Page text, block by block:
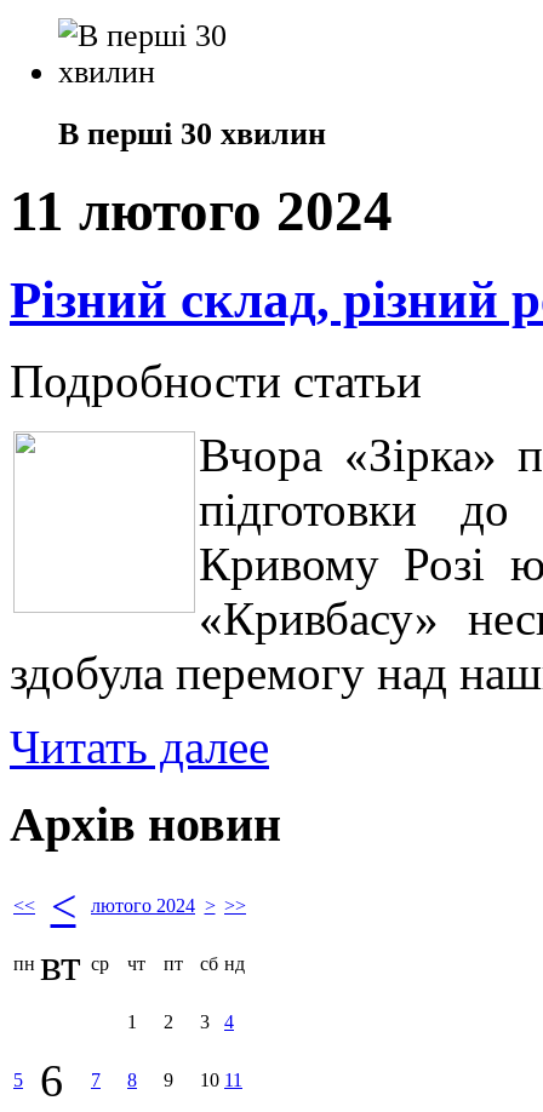
В перші 30 хвилин
11 лютого 2024
Різний склад, різний
Подробности статьи
Вчора «Зірка»
підготовки
Кривому Розі
«Кривбасу»
здобула перемогу над
Читать далее
Архів новин
<< < лютого 2024 > >>
пн вт ср чт пт сб нд
1 2 3 4
5 6 7 8 9 10 11